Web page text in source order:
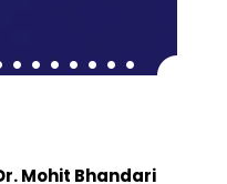
Mohit Bhandari